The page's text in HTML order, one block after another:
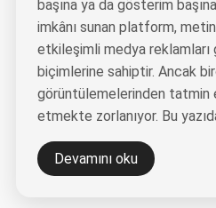
başına ya da gösterim
imkânı sunan platform,
etkileşimli medya
biçimlerine sahiptir. Ancak
görüntülemelerinden tatmin
etmekte zorlanıyor. Bu
Devamını oku